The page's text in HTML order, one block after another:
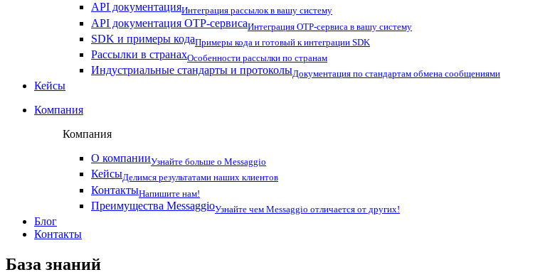
API документацияИнтеграция рассылок в вашу систему
API документация OTP-сервисаИнтеграция OTP-сервиса в вашу систему
SDK и примеры кодаПримеры кода и готовый к интеграции SDK
Рассылки в странахОсобенности рассылки по странам
Индустриальные стандарты и протоколыДокументация по стандартам обмена сообщениями
Кейсы
Компания
Компания
О компанииУзнайте больше о Messaggio
КейсыДелимся результатами наших клиентов
КонтактыНапишите нам!
Преимущества MessaggioУзнайте чем Messaggio отличается от других!
Блог
Контакты
База знаний